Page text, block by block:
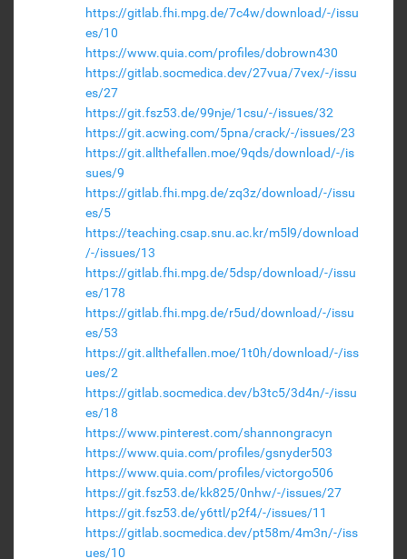
https://gitlab.fhi.mpg.de/7c4w/download/-/issu
es/10
https://www.quia.com/profiles/dobrown430
https://gitlab.socmedica.dev/27vua/7vex/-/issu
es/27
https://git.fsz53.de/99nje/1csu/-/issues/32
https://git.acwing.com/5pna/crack/-/issues/23
https://git.allthefallen.moe/9qds/download/-/is
sues/9
https://gitlab.fhi.mpg.de/zq3z/download/-/issu
es/5
https://teaching.csap.snu.ac.kr/m5l9/download
/-/issues/13
https://gitlab.fhi.mpg.de/5dsp/download/-/issu
es/178
https://gitlab.fhi.mpg.de/r5ud/download/-/issu
es/53
https://git.allthefallen.moe/1t0h/download/-/iss
ues/2
https://gitlab.socmedica.dev/b3tc5/3d4n/-/issu
es/18
https://www.pinterest.com/shannongracyn
https://www.quia.com/profiles/gsnyder503
https://www.quia.com/profiles/victorgo506
https://git.fsz53.de/kk825/0nhw/-/issues/27
https://git.fsz53.de/y6ttl/p2f4/-/issues/11
https://gitlab.socmedica.dev/pt58m/4m3n/-/iss
ues/10